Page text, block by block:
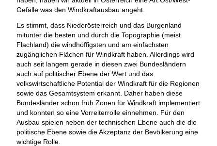
Gefälle was den Windkraftausbau angeht.
Es stimmt, dass Niederösterreich und das Burgenland
mitunter die besten und durch die Topographie (meist
Flachland) die windhöffigsten und am einfachsten
zugänglichen Flächen für Windkraft haben. Allerdings wird
auch seit langem gerade in diesen zwei Bundesländern
auch auf politischer Ebene der Wert und das
volkswirtschaftliche Potential der Windkraft für die Regionen
sowie das Gesamtsystem erkannt. Daher haben diese
Bundesländer schon früh Zonen für Windkraft implementiert
und konnten so eine Vorreiterrolle einnehmen. Für den
Ausbau spielen neben der technischen Ebene auch die die
politische Ebene sowie die Akzeptanz der Bevölkerung eine
wichtige Rolle.